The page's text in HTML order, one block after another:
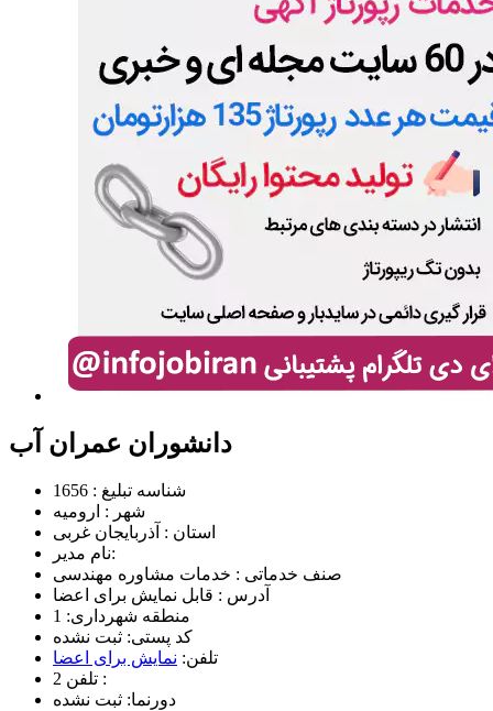
دانشوران عمران آب
شناسه تبلیغ : 1656
شهر : ارومیه
استان : آذربایجان غربی
نام مدیر:
صنف خدماتی : خدمات مشاوره مهندسی
آدرس : قابل نمایش برای اعضا
منطقه شهرداری: 1
کد پستی: ثبت نشده
تلفن: نمایش برای اعضا
تلفن 2 :
دورنما: ثبت نشده